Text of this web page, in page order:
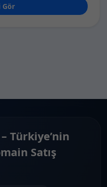
Gör
Türkiye’nin
Satış